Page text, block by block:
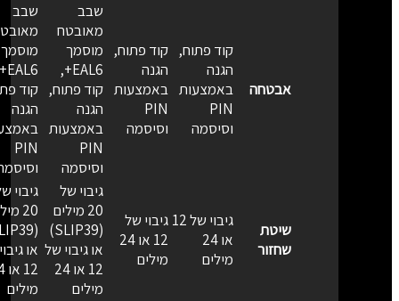
אבטחה
קוד פתוח,
הגנה
באמצעות
PIN
וסיסמה
קוד פתוח,
הגנה
באמצעות
PIN
וסיסמה
שבב
מאובטח
מוסמך
EAL6+,
קוד פתוח,
הגנה
באמצעות
PIN
וסיסמה
שבב
מאובטח
מוסמך
EAL6+,
קוד
הגנה
PIN
וסיסמה
שיטת
שחזור
גיבוי של 12
או 24
מילים
גיבוי של
12 או 24
מילים
גיבוי של
20 מילים
(SLIP39)
או גיבוי של
12 או 24
מילים
גיבוי של
20
או
12
מילים